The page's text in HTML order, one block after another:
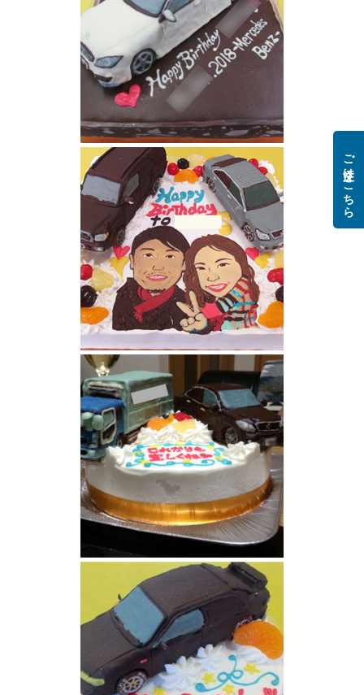
ベンツ立体ケーキ
車と似顔絵のケーキ
トラック、クラウン立体ケーキ
ご注文はこちら